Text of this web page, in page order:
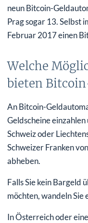
neun Bitcoin-
Prag sogar 13. Selbst
Februar 2017 einen
Welche
bieten
An Bitcoin-
Geldscheine
Schweiz oder
Schweizer Franken
abheben.
Falls Sie kein Bargeld
möchten, wandeln Sie
In Österreich oder